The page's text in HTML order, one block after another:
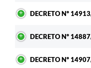
DECRETO Nº
DECRETO Nº
DECRETO Nº